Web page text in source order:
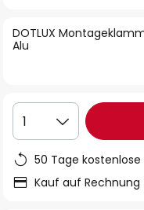
springen
DOTLUX
Alu
1
50 Tage kostenlose
Kauf auf Rechnung